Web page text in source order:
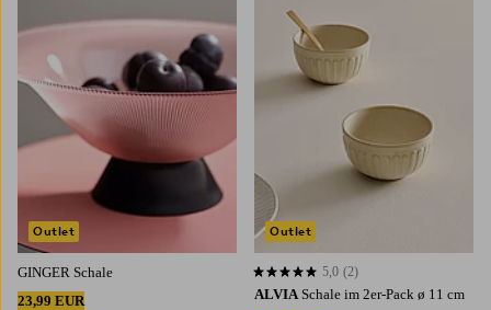
GINGER Schale
23,99 EUR
Outlet
ALVIA Schale im 2er-Pack ø 11 cm
5,0 basierend auf 2 Bewertungen
5,0 (2)
Outlet